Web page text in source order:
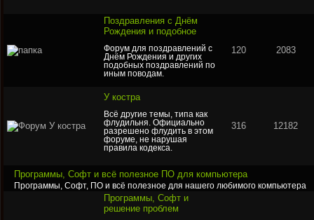
Поздравления с Днём
Рождения и подобное
Форум для поздравлений с
Днём Рождения и других
подобных поздравлений по
иным поводам.
120 2083
У костра
Всё другие темы, типа как
флудильня. Официально
разрешено флудить в этом
форуме, не нарушая
правила кодекса.
316 12182
Программы, Софт и всё полезное ПО для компьютера
Программы, Софт, ПО и всё полезное для нашего любимого компьютера
Программы, Софт и
решение проблем